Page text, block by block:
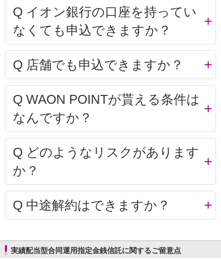
Q イオン銀行の口座を持ってい
なくても申込できますか？
Q 店舗でも申込できますか？
Q WAON POINTが貰える条件は
なんですか？
Q どのようなリスクがあります
か？
Q 中途解約はできますか？
実績配当型合同運用指定金銭信託に関するご留意点